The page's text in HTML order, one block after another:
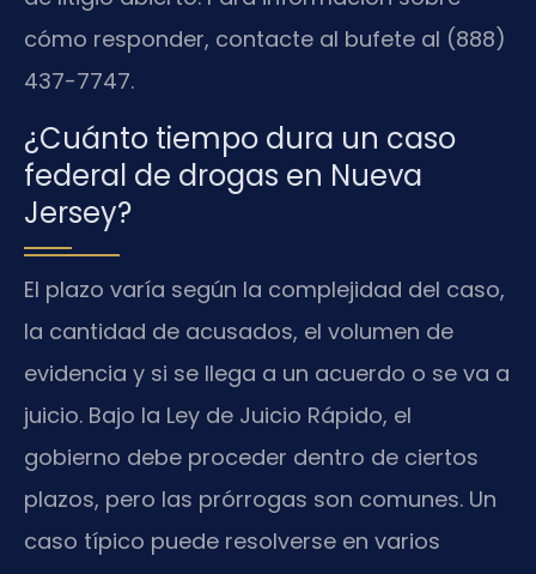
cómo responder, contacte al bufete al (888)
437-7747.
¿Cuánto tiempo dura un caso
federal de drogas en Nueva
Jersey?
El plazo varía según la complejidad del caso,
la cantidad de acusados, el volumen de
evidencia y si se llega a un acuerdo o se va a
juicio. Bajo la Ley de Juicio Rápido, el
gobierno debe proceder dentro de ciertos
plazos, pero las prórrogas son comunes. Un
caso típico puede resolverse en varios